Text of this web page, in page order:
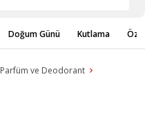
Doğum Günü Kutlama
Parfüm ve Deodorant